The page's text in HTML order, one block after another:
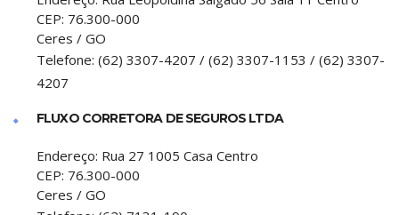
CEP: 76.300-000
Ceres / GO
Telefone: (62) 3307-4207 / (62) 3307-1153 / (62) 3307-
4207
FLUXO CORRETORA DE SEGUROS LTDA
Endereço: Rua 27 1005 Casa Centro
CEP: 76.300-000
Ceres / GO